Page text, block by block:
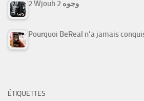
2 Wjouh 2 وجوه
Pourquoi BeReal n’a jamais
ÉTIQUETTES